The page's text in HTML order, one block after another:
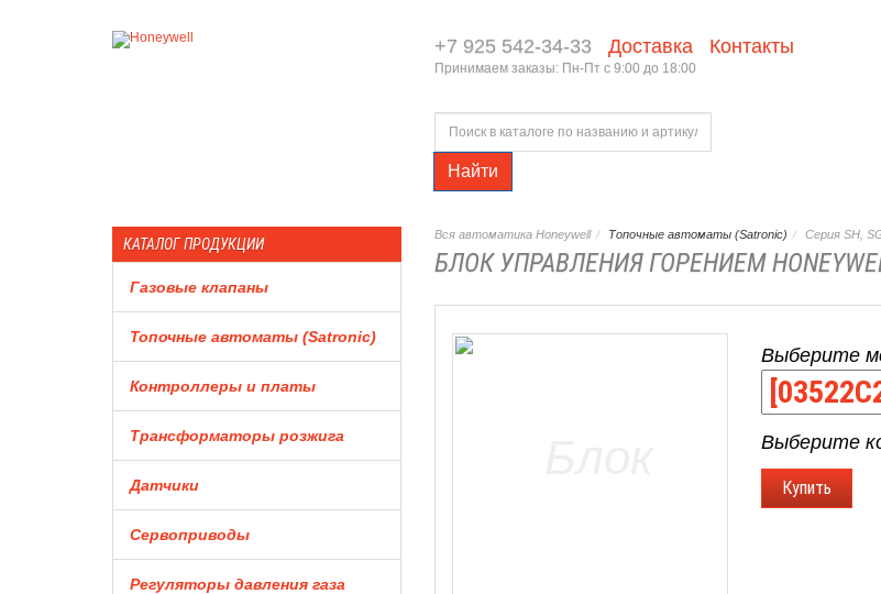
+7 925 542-34-33 Доставка Контакты
Принимаем заказы: Пн-Пт с 9:00 до 18:00
Найти
КАТАЛОГ ПРОДУКЦИИ
Газовые клапаны
Топочные автоматы (Satronic)
Контроллеры и платы
Трансформаторы розжига
Датчики
Сервоприводы
Регуляторы давления газа
Вся автоматика Honeywell Топочные автоматы (Satronic) Серия SH,
БЛОК УПРАВЛЕНИЯ ГОРЕНИЕМ
Выберите
Выберите